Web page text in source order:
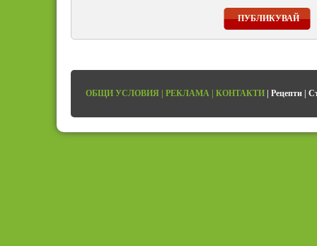
ПУБЛИКУВАЙ
ОБЩИ УСЛОВИЯ | РЕКЛАМА | КОНТАКТИ | Рецепти |